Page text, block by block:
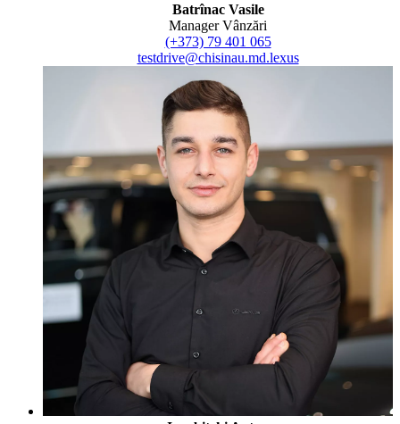
Batrînac Vasile
Manager Vânzări
(+373) 79 401 065
testdrive@chisinau.md.lexus